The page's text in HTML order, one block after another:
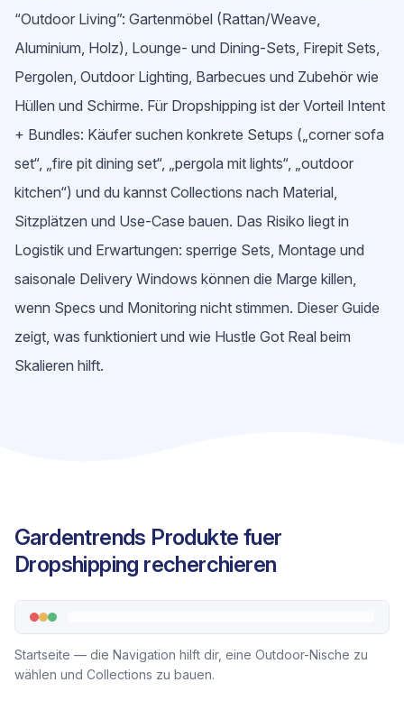
“Outdoor Living”: Gartenmöbel (Rattan/Weave,
Aluminium, Holz), Lounge- und Dining-Sets, Firepit Sets,
Pergolen, Outdoor Lighting, Barbecues und Zubehör wie
Hüllen und Schirme. Für Dropshipping ist der Vorteil Intent
+ Bundles: Käufer suchen konkrete Setups („corner sofa
set“, „fire pit dining set“, „pergola mit lights“, „outdoor
kitchen“) und du kannst Collections nach Material,
Sitzplätzen und Use-Case bauen. Das Risiko liegt in
Logistik und Erwartungen: sperrige Sets, Montage und
saisonale Delivery Windows können die Marge killen,
wenn Specs und Monitoring nicht stimmen. Dieser Guide
zeigt, was funktioniert und wie Hustle Got Real beim
Skalieren hilft.
Gardentrends Produkte fuer
Dropshipping recherchieren
Startseite — die Navigation hilft dir, eine Outdoor-Nische zu
wählen und Collections zu bauen.